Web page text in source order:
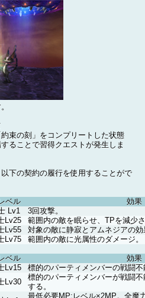
束の刻」をコンプリートした状態
ることで習得クエストが発生しま
下の契約の履行を使用することがで
ベル
効果
Lv1
3回攻撃。
Lv25
範囲内の敵を眠らせ、TPを減少
Lv55
対象の敵に静寂とアムネジアの効
Lv75
範囲内の敵に光属性のダメージ。
ベル
効果
Lv15
標的のパーティメンバーの戦闘
Lv30
標的のパーティメンバーが戦闘
する。
最低必要MP:レベル×2MP。全魔